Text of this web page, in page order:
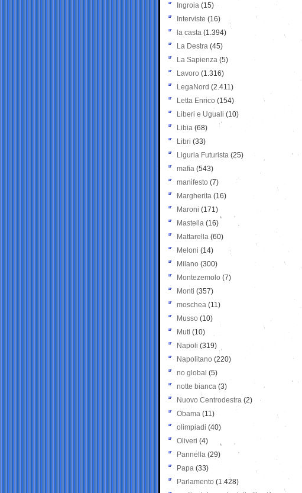
Ingroia (15)
Interviste (16)
la casta (1.394)
La Destra (45)
La Sapienza (5)
Lavoro (1.316)
LegaNord (2.411)
Letta Enrico (154)
Liberi e Uguali (10)
Libia (68)
Libri (33)
Liguria Futurista (25)
mafia (543)
manifesto (7)
Margherita (16)
Maroni (171)
Mastella (16)
Mattarella (60)
Meloni (14)
Milano (300)
Montezemolo (7)
Monti (357)
moschea (11)
Musso (10)
Muti (10)
Napoli (319)
Napolitano (220)
no global (5)
notte bianca (3)
Nuovo Centrodestra (2)
Obama (11)
olimpiadi (40)
Oliveri (4)
Pannella (29)
Papa (33)
Parlamento (1.428)